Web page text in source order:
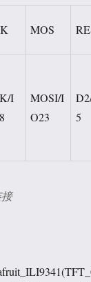
MOS
I
MOSI/I
O23
5